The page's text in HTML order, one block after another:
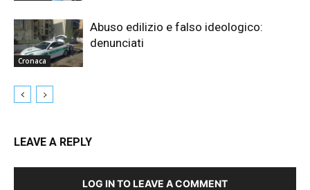
Cronaca
Abuso edilizio e falso ideologico:
denunciati
LEAVE A REPLY
LOG IN TO LEAVE A COMMENT